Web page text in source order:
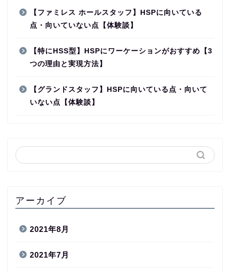
【ファミレス ホールスタッフ】HSPに向いている
点・向いていない点【体験談】
【特にHSS型】HSPにワーケーションがおすすめ【3
つの理由と実現方法】
【グランドスタッフ】HSPに向いている点・向いて
いない点【体験談】
アーカイブ
2021年8月
2021年7月